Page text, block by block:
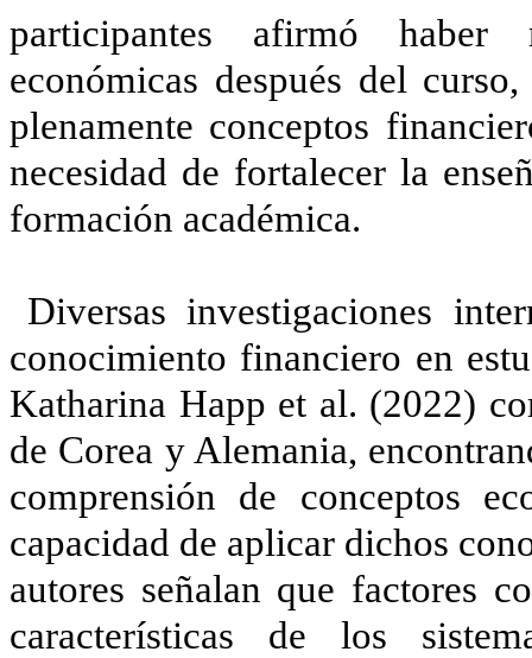
participantes afirmó haber
económicas después del
plenamente conceptos
necesidad de fortalecer la
formación académica.
Diversas investigaciones
conocimiento financiero en
Katharina Happ et al. (2022)
de Corea y Alemania,
comprensión de conceptos
capacidad de aplicar dichos
autores señalan que factores
características de los